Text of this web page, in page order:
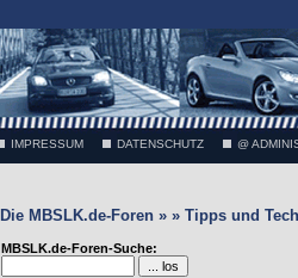
IMPRESSUM DATENSCHUTZ @
Die MBSLK.de-Foren » » Tipps und
MBSLK.de-Foren-Suche: